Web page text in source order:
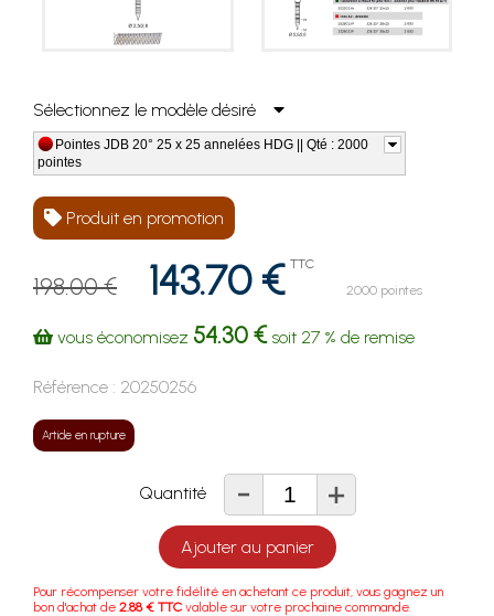
Sélectionnez le modèle désiré
Pointes JDB 20° 25 x 25 annelées HDG || Qté : 2000
pointes
Produit en promotion
198.00 € 143.70 € TTC
2000 pointes
vous économisez 54.30 €soit 27 % de remise
Référence : 20250256
Article en rupture
Quantité - +
Ajouter au panier
Pour récompenser votre fidélité en achetant ce produit, vous gagnez un
bon d'achat de 2.88 € TTC valable sur votre prochaine commande.